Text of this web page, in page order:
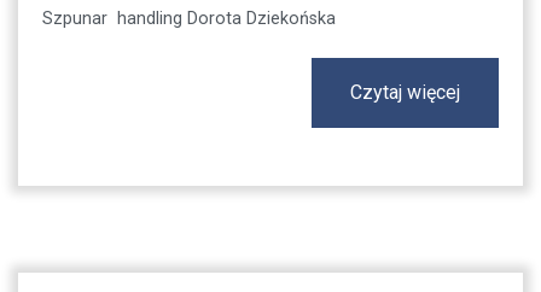
Szpunar handling Dorota Dziekońska
Czytaj więcej